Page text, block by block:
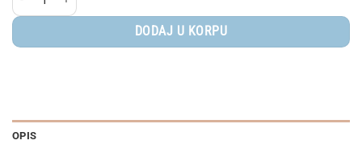
DODAJ U KORPU
OPIS